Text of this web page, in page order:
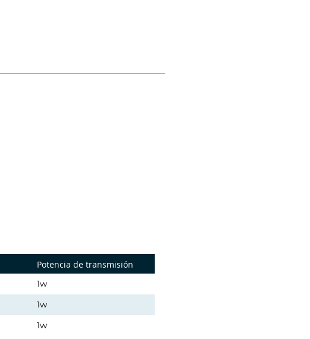
Potencia de transmisión
1w
1w
1w